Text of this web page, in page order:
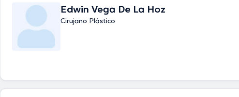
Edwin Vega De La Hoz
Cirujano Plástico